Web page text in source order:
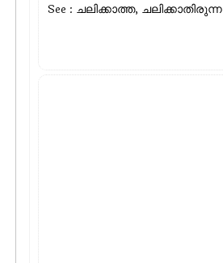
See : ചലിക്കാത്ത, ചലിക്കാതിരുന്ന